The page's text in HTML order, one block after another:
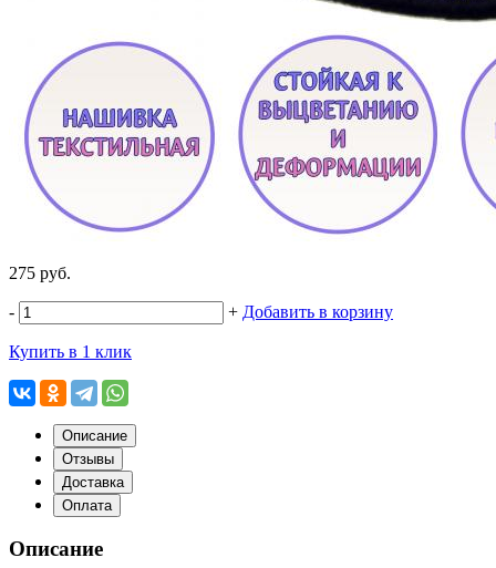
275 руб.
- + Добавить в корзину
Купить в 1 клик
Описание
Отзывы
Доставка
Оплата
Описание